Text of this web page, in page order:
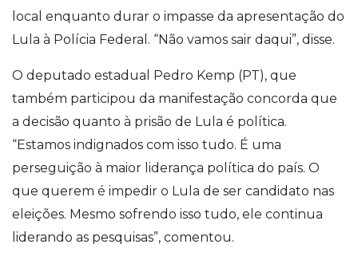
local enquanto durar o impasse da apresentação do
Lula à Polícia Federal. “Não vamos sair daqui”, disse.
O deputado estadual Pedro Kemp (PT), que
também participou da manifestação concorda que
a decisão quanto à prisão de Lula é política.
“Estamos indignados com isso tudo. É uma
perseguição à maior liderança política do país. O
que querem é impedir o Lula de ser candidato nas
eleições. Mesmo sofrendo isso tudo, ele continua
liderando as pesquisas”, comentou.